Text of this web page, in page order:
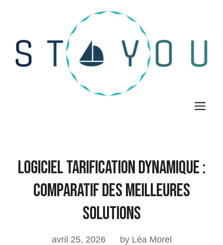
Logiciel Tarification Dynamique :
Comparatif des Meilleures
Solutions
avril 25, 2026 by Léa Morel